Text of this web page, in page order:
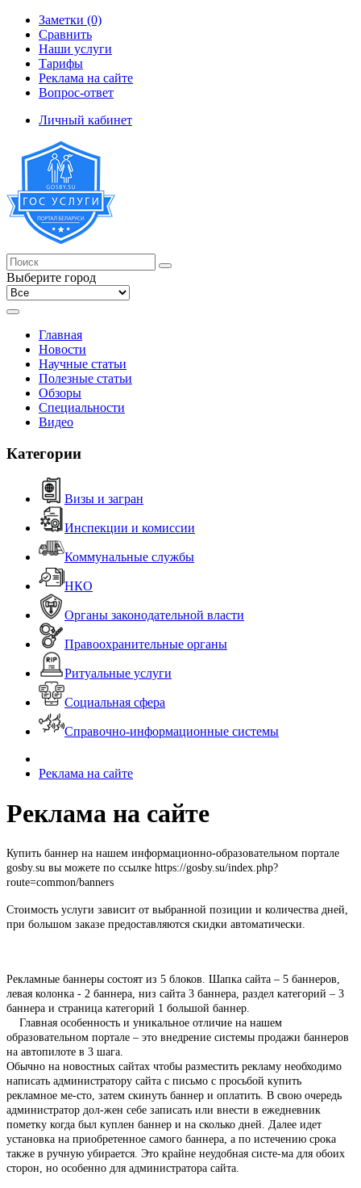
Заметки (0)
Сравнить
Наши услуги
Тарифы
Реклама на сайте
Вопрос-ответ
Личный кабинет
Выберите город
Главная
Новости
Научные статьи
Полезные статьи
Обзоры
Специальности
Видео
Категории
Визы и загран
Инспекции и комиссии
Коммунальные службы
НКО
Органы законодательной власти
Правоохранительные органы
Ритуальные услуги
Социальная сфера
Справочно-информационные системы
Реклама на сайте
Реклама на сайте
Купить баннер на нашем информационно-образовательном портале
gosby.su вы можете по ссылке https://gosby.su/index.php?
route=common/banners
Стоимость услуги зависит от выбранной позиции и количества дней,
при большом заказе предоставляются скидки автоматически.
Рекламные баннеры состоят из 5 блоков. Шапка сайта – 5 баннеров,
левая колонка - 2 баннера, низ сайта 3 баннера, раздел категорий – 3
баннера и страница категорий 1 большой баннер.
Главная особенность и уникальное отличие на нашем
образовательном портале – это внедрение системы продажи баннеров
на автопилоте в 3 шага.
Обычно на новостных сайтах чтобы разместить рекламу необходимо
написать администратору сайта с письмо с просьбой купить
рекламное ме-сто, затем скинуть баннер и оплатить. В свою очередь
администратор дол-жен себе записать или внести в ежедневник
пометку когда был куплен баннер и на сколько дней. Далее идет
установка на приобретенное самого баннера, а по истечению срока
также в ручную убирается. Это крайне неудобная систе-ма для обоих
сторон, но особенно для администратора сайта.